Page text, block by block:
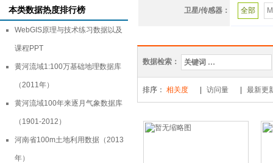
本类数据热度排行榜
WebGIS原理与技术练习数据以及
课程PPT
黄河流域1:100万基础地理数据库
（2011年）
黄河流域100年来逐月气象数据库
（1901-2012）
河南省100m土地利用数据（2013
年）
SRTM
平均悬移
水文站点
重点文
卫星/传感器： 全部
数据检索：
排序： 相关度 访问量 最新更